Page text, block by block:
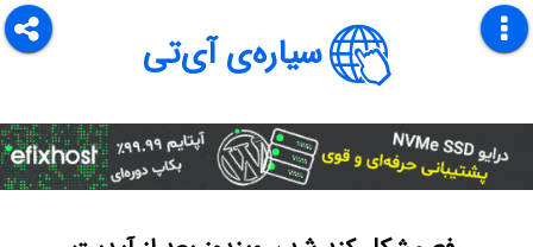
سیاره‌ی آی‌تی